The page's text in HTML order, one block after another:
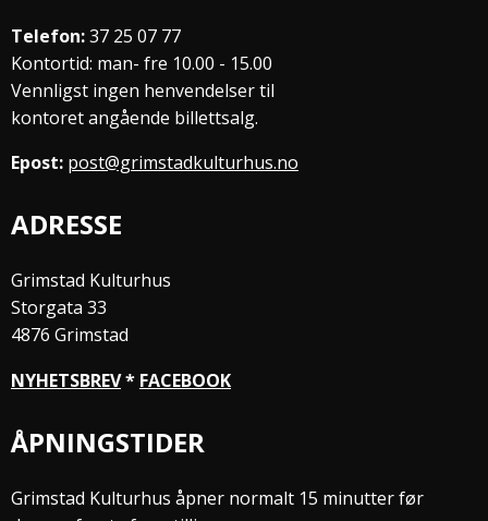
Telefon:37 25 07 77
Kontortid: man- fre 10.00 - 15.00
Vennligst ingen henvendelser til
kontoret angående billettsalg.
Epost: post@grimstadkulturhus.no
ADRESSE
Grimstad Kulturhus
Storgata 33
4876 Grimstad
NYHETSBREV* FACEBOOK
ÅPNINGSTIDER
Grimstad Kulturhus åpner normalt 15 minutter før